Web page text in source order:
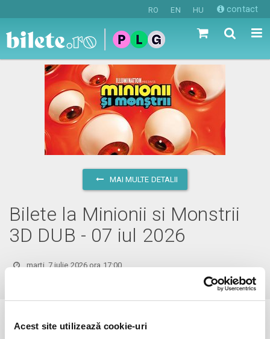
Acest site utilizează cookie-uri
RO EN HU contact
MAI MULTE DETALII
Bilete la Minionii si Monstrii
3D DUB - 07 iul 2026
marți, 7 iulie 2026 ora 17:00
vezi pe harta
Evenimentul a expirat.